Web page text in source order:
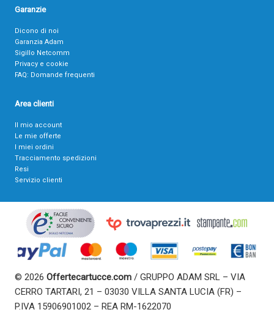
Garanzie
Dicono di noi
Garanzia Adam
Sigillo Netcomm
Privacy e cookie
FAQ: Domande frequenti
Area clienti
Il mio account
Le mie offerte
I miei ordini
Tracciamento spedizioni
Resi
Servizio clienti
© 2026 Offertecartucce.com / GRUPPO ADAM SRL – VIA
CERRO TARTARI, 21 – 03030 VILLA SANTA LUCIA (FR) –
P.IVA 15906901002 – REA RM-1622070